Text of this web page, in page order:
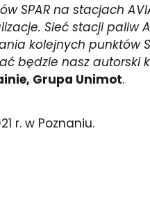
SPAR na stacjach
Sieć stacji paliw
kolejnych punktów
będzie nasz autorski
Grupa Unimot.
r. w Poznaniu.